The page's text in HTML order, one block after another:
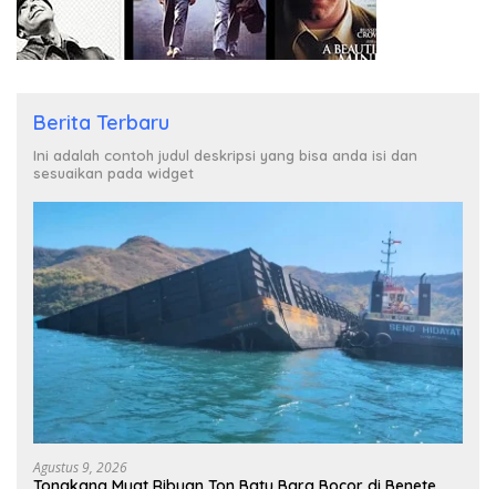
Berita Terbaru
Ini adalah contoh judul deskripsi yang bisa anda isi dan
sesuaikan pada widget
Agustus 9, 2026